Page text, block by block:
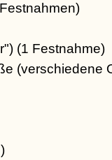
(1 Festnahme)
(verschiedene